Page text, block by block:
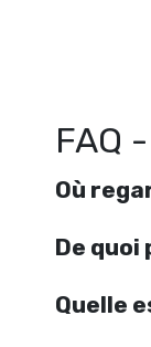
FAQ
Où
De quoi
Quelle